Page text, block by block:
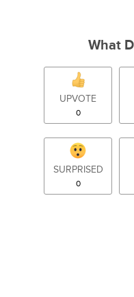
What
UPVOTE
0
SURPRISED
0